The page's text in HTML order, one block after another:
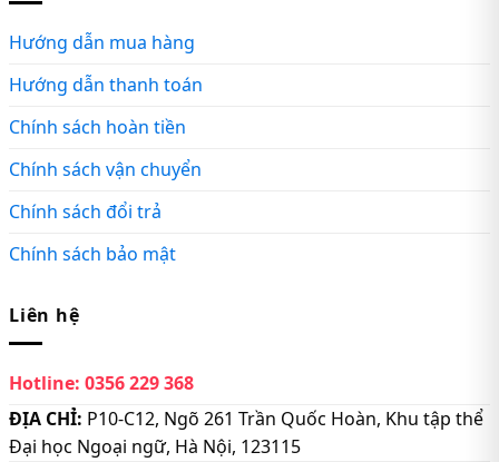
Hướng dẫn mua hàng
Hướng dẫn thanh toán
Chính sách hoàn tiền
Chính sách vận chuyển
Chính sách đổi trả
Chính sách bảo mật
Liên hệ
Hotline: 0356 229 368
ĐỊA CHỈ: P10-C12, Ngõ 261 Trần Quốc Hoàn, Khu tập thể
Đại học Ngoại ngữ, Hà Nội, 123115